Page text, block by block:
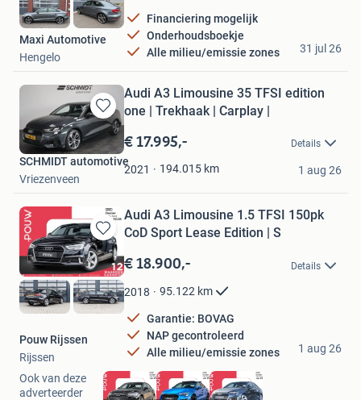
Financiering mogelijk
Onderhoudsboekje
Alle milieu/emissie zones
Maxi Automotive
Hengelo
31 jul 26
Bewaren
in
Mijn
Favorieten
Audi A3 Limousine 35 TFSI edition
one | Trekhaak | Carplay |
€ 17.995,- Details
2021 194.015 km
SCHMIDT automotive
Vriezenveen
1 aug 26
Bewaren
in
Mijn
Favorieten
Audi A3 Limousine 1.5 TFSI 150pk
CoD Sport Lease Edition | S
€ 18.900,- Details
2018 95.122 km
Garantie: BOVAG
NAP gecontroleerd
Alle milieu/emissie zones
Pouw Rijssen
Rijssen
1 aug 26
Ook van deze
adverteerder